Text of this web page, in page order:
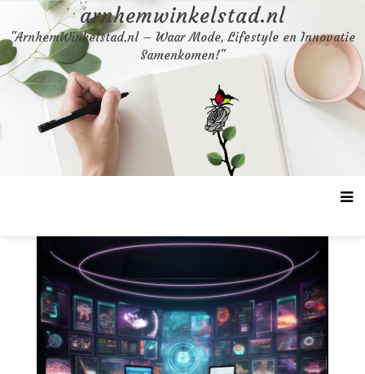
content
arnhemwinkelstad.nl
"ArnhemWinkelstad.nl – Waar Mode, Lifestyle en Innovatie
Samenkomen!"